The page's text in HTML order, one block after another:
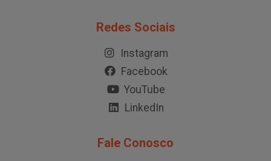
Redes Sociais
Instagram
Facebook
YouTube
LinkedIn
Fale Conosco